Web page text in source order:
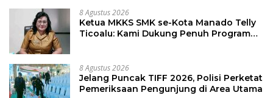
8 Agustus 2026
Ketua MKKS SMK se-Kota Manado Telly
Ticoalu: Kami Dukung Penuh Program
8 Agustus 2026
Jelang Puncak TIFF 2026, Polisi Perketat
Pemeriksaan Pengunjung di Area Utama